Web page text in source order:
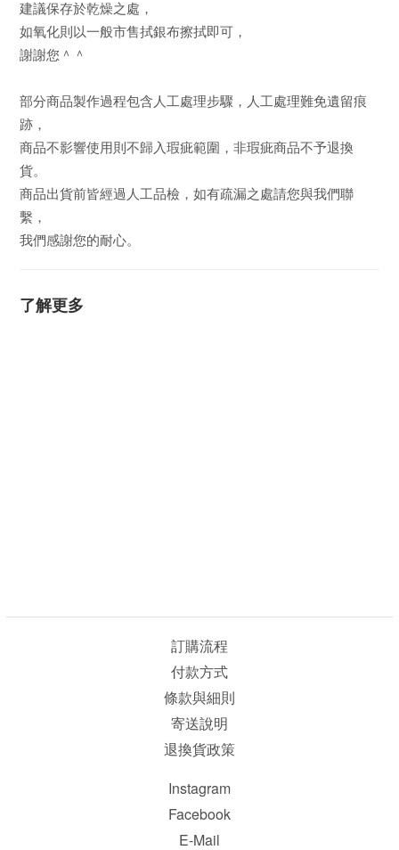
建議保存於乾燥之處，
如氧化則以一般市售拭銀布擦拭即可，
謝謝您＾＾
部分商品製作過程包含人工處理步驟，人工處理難免遺留痕
跡，
商品不影響使用則不歸入瑕疵範圍，非瑕疵商品不予退換
貨。
商品出貨前皆經過人工品檢，如有疏漏之處請您與我們聯
繫，
我們感謝您的耐心。
了解更多
訂購流程
付款方式
條款與細則
寄送說明
退換貨政策
Instagram
Facebook
E-Mail